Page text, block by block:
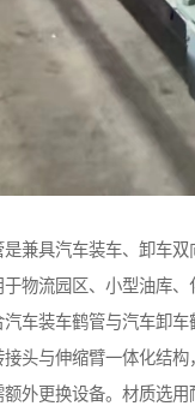
兼具汽车装车、卸车双
物流园区、小型油库、
车装车鹤管与汽车卸车
接头与伸缩臂一体化结构
外更换设备。材质选用